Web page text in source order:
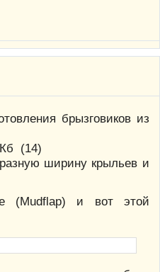
брызговиков из
(14)
ширину крыльев и
(Mudflap) и вот этой